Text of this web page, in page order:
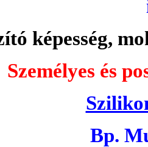
képesség,
Személyes és
Bp.